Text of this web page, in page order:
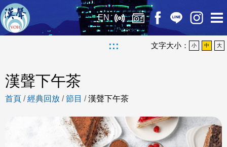
EN
::: 文字大小： 小 中 大
漢聲下午茶
首頁 /經典回放 /節目 /漢聲下午茶